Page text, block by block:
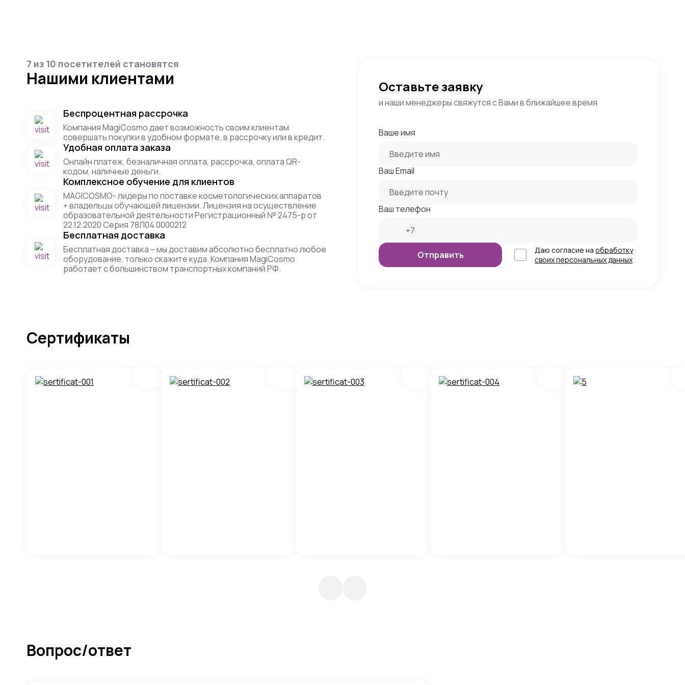
7 из 10 посетителей становятся
Нашими клиентами
Беспроцентная рассрочка
Компания MagiCosmo дает возможность своим клиентам
совершать покупки в удобном формате, в рассрочку или в кредит.
Удобная оплата заказа
Онлайн платеж, безналичная оплата, рассрочка, оплата QR-
кодом, наличные деньги.
Комплексное обучение для клиентов
MAGICOSMO- лидеры по поставке косметологических аппаратов
+ владельцы обучающей лицензии. Лицензия на осуществление
образовательной деятельности Регистрационный № 2475-р от
22.12.2020 Серия 78Л04 0000212
Бесплатная доставка
Бесплатная доставка – мы доставим абсолютно бесплатно любое
оборудование, только скажите куда. Компания MagiCosmo
работает с большинством транспортных компаний РФ.
Оставьте заявку
и наши менеджеры свяжутся с Вами в ближайшее время
Ваше имя
Ваш Email
Ваш телефон
Даю согласие на обработку
своих персональных данных
Сертификаты
Вопрос/ответ